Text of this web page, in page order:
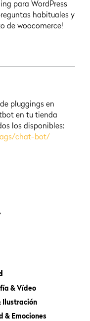
para WordPress
habituales y
de woocomerce!
pluggings en
en tu tienda
los disponibles:
chat-bot/
& Vídeo
Ilustración
& Emociones